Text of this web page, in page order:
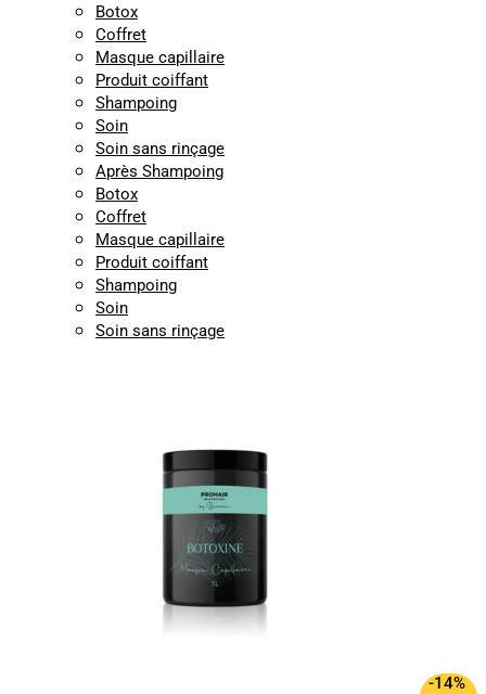
Botox
Coffret
Masque capillaire
Produit coiffant
Shampoing
Soin
Soin sans rinçage
Après Shampoing
Botox
Coffret
Masque capillaire
Produit coiffant
Shampoing
Soin
Soin sans rinçage
-14%